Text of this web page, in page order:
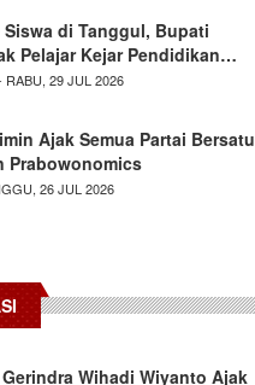
Siswa di Tanggul, Bupati
Pelajar Kejar Pendidikan…
RABU, 29 JUL 2026
Ajak Semua Partai Bersatu
Prabowonomics
26 JUL 2026
Wihadi Wiyanto Ajak